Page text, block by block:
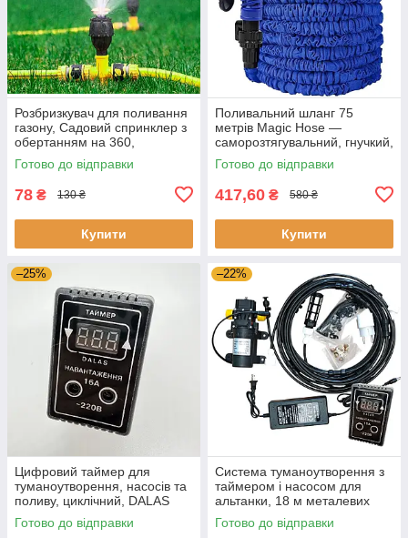
Розбризкувач для поливання
газону, Садовий спринклер з
обертанням на 360,
Спринклери для поливання
саду
Готово до відправки
78 ₴ 130 ₴
Купити
Поливальний шланг 75
метрів Magic Hose —
саморозтягувальний, гнучкий,
з розпилювачем для саду та
городу
Готово до відправки
417,60 ₴ 580 ₴
Купити
–25%
Цифровий таймер для
туманоутворення, насосів та
поливу, циклічний, DALAS
16А, реле керування
навантаженням
Готово до відправки
–22%
Система туманоутворення з
таймером і насосом для
альтанки, 18 м металевих
форсунок, дрібний туман
Готово до відправки